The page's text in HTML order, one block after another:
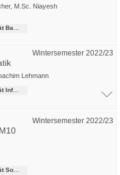
, M.Sc. Niayesh
Wintersemester 2022/23
Lehmann
Fakultät Informatik
Wintersemester 2022/23